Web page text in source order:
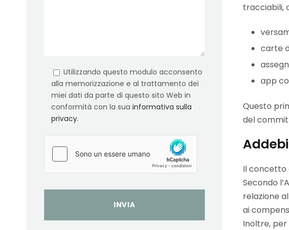
tracciabili,
carte
app
Questo
del
Il concetto
Secondo
relazione
ai
Inoltre,
Utilizzando questo modulo acconsento
alla memorizzazione e al trattamento dei
miei dati da parte di questo sito Web in
conformità con la sua informativa sulla
privacy.